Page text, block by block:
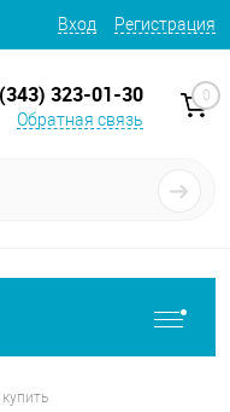
Вход Регистрация
323-01-30
Обратная связь
0
купить